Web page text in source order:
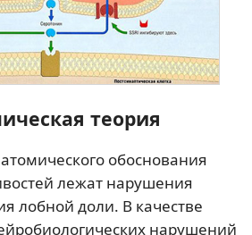
теория
обоснования
лежат нарушения
лобной доли. В качестве
нарушений